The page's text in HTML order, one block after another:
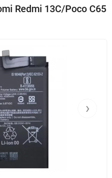
Redmi 13C/Poco C65
›